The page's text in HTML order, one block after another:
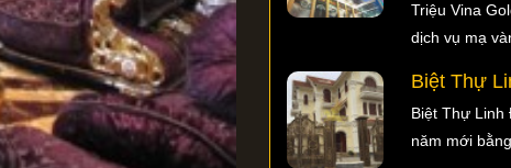
Triệu Vina
dịch vụ mạ
Biệt Thự
Biệt Thự
năm mới